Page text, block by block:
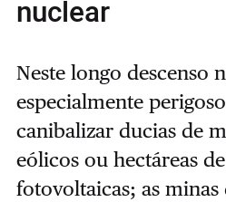
nuclear
Neste longo descenso
especialmente
canibalizar ducias de
eólicos ou hectáreas
fotovoltaicas; as minas